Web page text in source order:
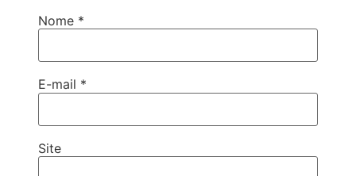
Nome *
E-mail *
Site